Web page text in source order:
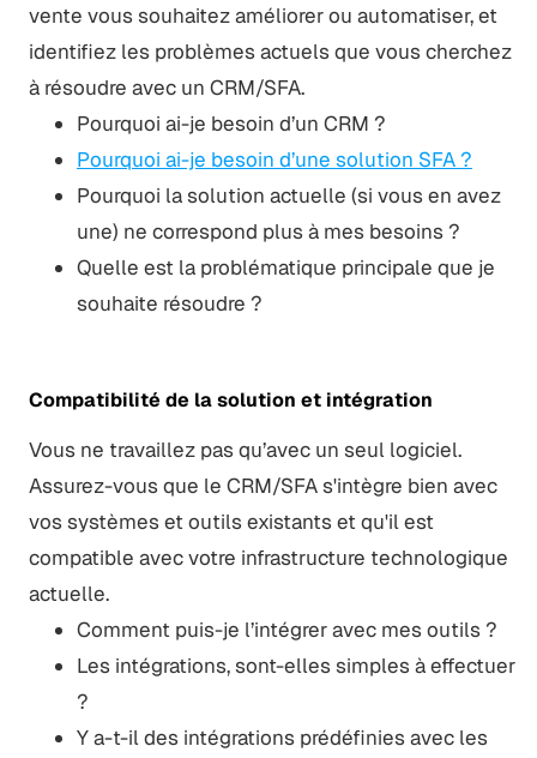
vente vous souhaitez améliorer ou automatiser, et
identifiez les problèmes actuels que vous cherchez
à résoudre avec un CRM/SFA.
Pourquoi ai-je besoin d’un CRM ?
Pourquoi ai-je besoin d’une solution SFA ?
Pourquoi la solution actuelle (si vous en avez
une) ne correspond plus à mes besoins ?
Quelle est la problématique principale que je
souhaite résoudre ?
Compatibilité de la solution et intégration
Vous ne travaillez pas qu’avec un seul logiciel.
Assurez-vous que le CRM/SFA s'intègre bien avec
vos systèmes et outils existants et qu'il est
compatible avec votre infrastructure technologique
actuelle.
Comment puis-je l’intégrer avec mes outils ?
Les intégrations, sont-elles simples à effectuer
?
Y a-t-il des intégrations prédéfinies avec les